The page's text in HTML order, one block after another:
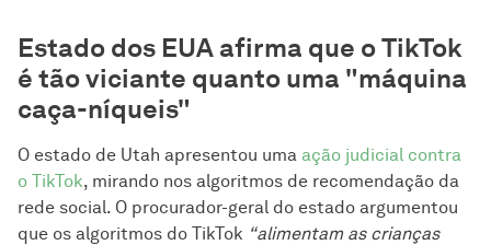
Estado dos EUA afirma que o TikTok
é tão viciante quanto uma "máquina
caça-níqueis"
O estado de Utah apresentou uma ação judicial contra
o TikTok, mirando nos algoritmos de recomendação da
rede social. O procurador-geral do estado argumentou
que os algoritmos do TikTok “alimentam as crianças